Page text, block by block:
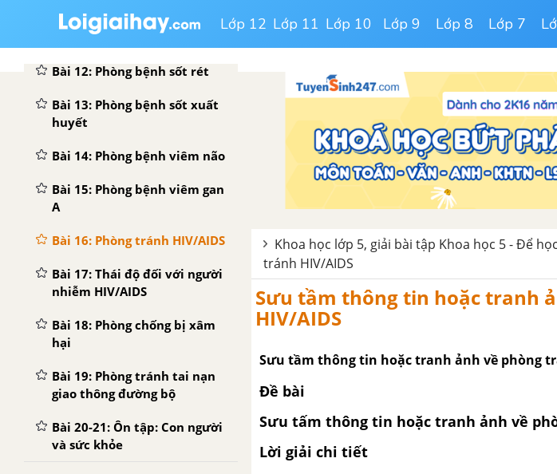
Lớp 12 Lớp 11 Lớp 10 Lớp 9 Lớp 8 Lớp 7
Bài 11: Dùng thuốc an toàn
Bài 12: Phòng bệnh sốt rét
Bài 13: Phòng bệnh sốt xuất
huyết
Bài 14: Phòng bệnh viêm não
Bài 15: Phòng bệnh viêm gan
A
Bài 16: Phòng tránh HIV/AIDS
Bài 17: Thái độ đối với người
nhiễm HIV/AIDS
Bài 18: Phòng chống bị xâm
hại
Bài 19: Phòng tránh tai nạn
giao thông đường bộ
Bài 20-21: Ôn tập: Con người
và sức khỏe
Khoa học lớp 5, giải bài tập Khoa học 5 - Để
tránh HIV/AIDS
Sưu tầm thông tin hoặc tranh
HIV/AIDS
Sưu tầm thông tin hoặc tranh ảnh về phòng
Đề bài
Sưu tấm thông tin hoặc tranh ảnh về
Lời giải chi tiết